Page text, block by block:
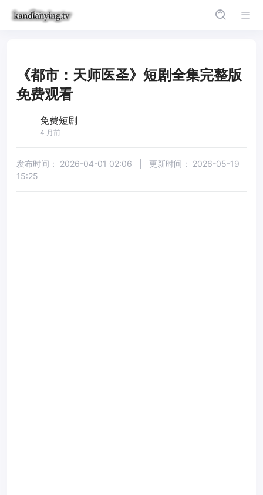
《都市：天师医圣》短剧全集完整版
免费观看
免费短剧
4 月前
发布时间： 2026-04-01 02:06 更新时间： 2026-05-19
15:25